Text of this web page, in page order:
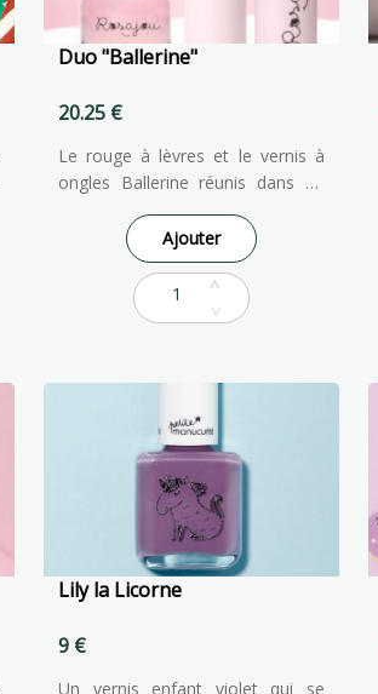
Duo "Ballerine"
20.25 €
Le rouge à lèvres et le vernis à
ongles Ballerine réunis dans un
super coffret. Pour associer ses
lèvres à son vernis : le must du
Ajouter
Lily la Licorne
9 €
Un vernis enfant violet qui se